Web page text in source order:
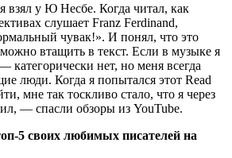
у Ю Несбе. Когда читал, как
слушает Franz Ferdinand,
чувак!». И понял, что это
втащить в текст. Если в музыке я
нет, но меня всегда
люди. Когда я попытался этот Read
мне так тоскливо стало, что я через
— спасли обзоры из YouTube.
5 своих любимых писателей на